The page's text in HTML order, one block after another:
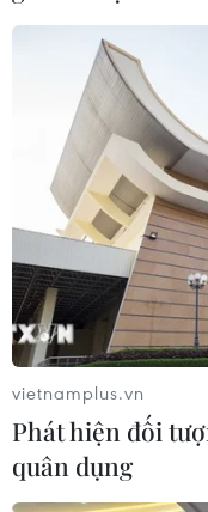
chuyến bay tới Nội
06/08/2026 04:37
Cảnh báo lũ quét,
khu vực Bắc Bộ và
06/08/2026 03:47
vietnamplus.vn
Phát hiện đối
quân dụng